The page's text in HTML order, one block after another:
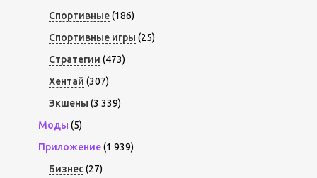
Спортивные(186)
Спортивные игры (25)
Стратегии (473)
Хентай (307)
Экшены (3 339)
Моды (5)
Приложение(1 939)
Бизнес(27)